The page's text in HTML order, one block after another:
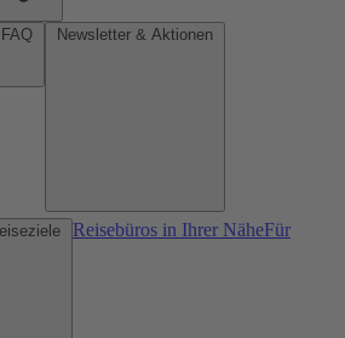
Reisebüros in Ihrer NäheFür